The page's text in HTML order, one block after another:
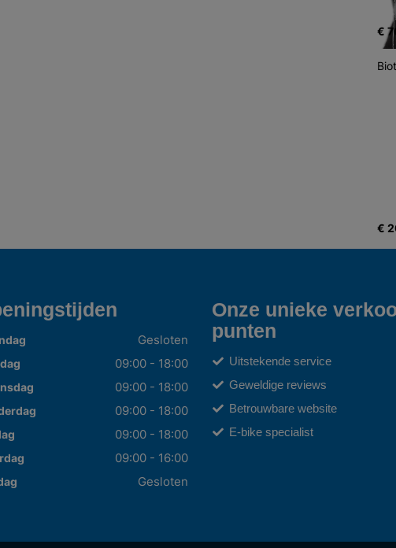
€
€
Gesloten
09:00 - 18:00
09:00 - 18:00
09:00 - 18:00
09:00 - 18:00
09:00 - 16:00
Gesloten
Onze unieke
punten
Uitstekende service
Geweldige reviews
Betrouwbare website
E-bike specialist